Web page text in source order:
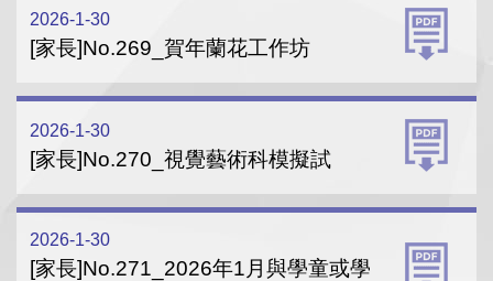
2026-1-30
[家長]No.269_賀年蘭花工作坊
2026-1-30
[家長]No.270_視覺藝術科模擬試
2026-1-30
[家長]No.271_2026年1月與學童或學